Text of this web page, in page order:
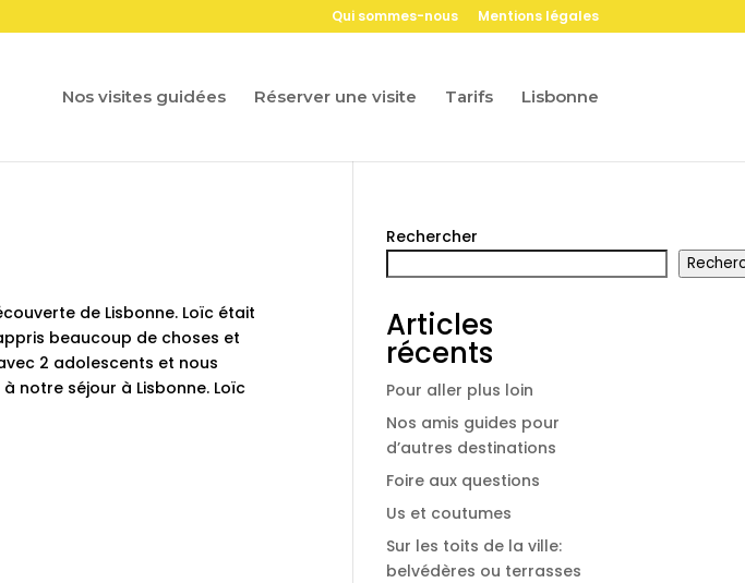
Qui sommes-nous Mentions légales
Nos visites guidées Réserver une visite Tarifs Lisbonne
de Lisbonne. Loïc était
beaucoup de choses et
2 adolescents et nous
notre séjour à Lisbonne. Loïc
Rechercher
Articles
récents
Pour aller plus loin
Nos amis guides pour
d’autres destinations
Foire aux questions
Us et coutumes
Sur les toits de la ville:
belvédères ou terrasses